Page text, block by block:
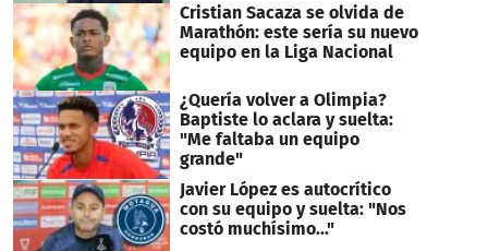
Cristian Sacaza se olvida de
Marathón: este sería su nuevo
equipo en la Liga Nacional
¿Quería volver a Olimpia?
Baptiste lo aclara y suelta:
"Me faltaba un equipo
grande"
Javier López es autocrítico
con su equipo y suelta: "Nos
costó muchísimo..."